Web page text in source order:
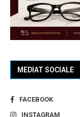
MEDIAT SOCIALE
FACEBOOK
INSTAGRAM